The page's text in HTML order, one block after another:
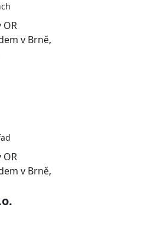
OR
v Brně,
OR
v Brně,